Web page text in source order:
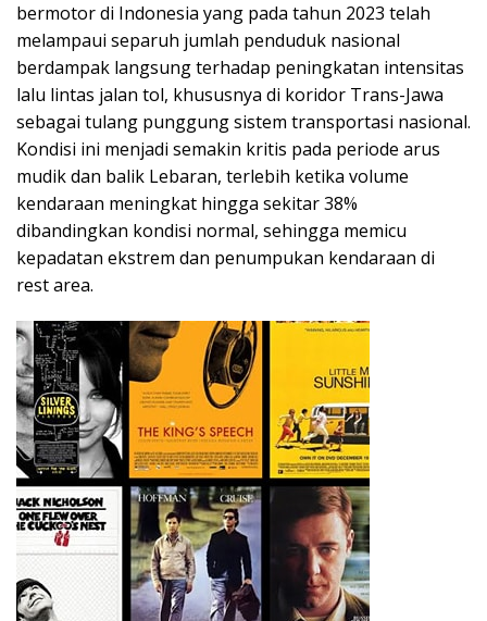
bermotor di Indonesia yang pada tahun 2023 telah
melampaui separuh jumlah penduduk nasional
berdampak langsung terhadap peningkatan intensitas
lalu lintas jalan tol, khususnya di koridor Trans-Jawa
sebagai tulang punggung sistem transportasi nasional.
Kondisi ini menjadi semakin kritis pada periode arus
mudik dan balik Lebaran, terlebih ketika volume
kendaraan meningkat hingga sekitar 38%
dibandingkan kondisi normal, sehingga memicu
kepadatan ekstrem dan penumpukan kendaraan di
rest area.